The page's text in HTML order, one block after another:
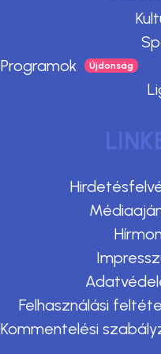
Programok
Felhasználási
Kommentelési